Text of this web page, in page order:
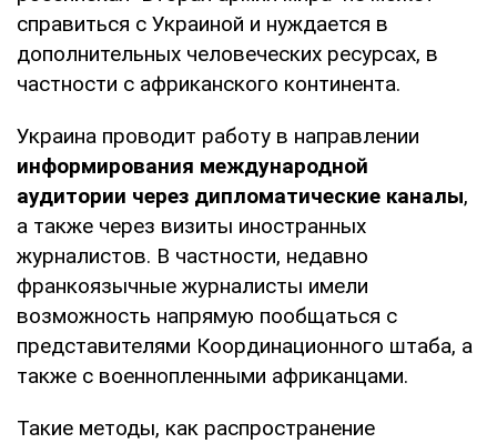
справиться с Украиной и нуждается в
дополнительных человеческих ресурсах, в
частности с африканского континента.
Украина проводит работу в направлении
информирования международной
аудитории через дипломатические каналы,
а также через визиты иностранных
журналистов. В частности, недавно
франкоязычные журналисты имели
возможность напрямую пообщаться с
представителями Координационного штаба, а
также с военнопленными африканцами.
Такие методы, как распространение